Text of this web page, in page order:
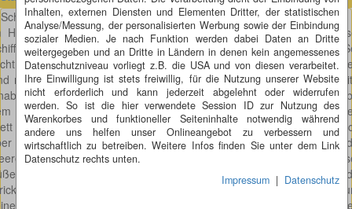
Inhalten, externen Diensten und Elementen Dritter, der statistischen
Analyse/Messung, der personalisierten Werbung sowie der Einbindung
sozialer Medien. Je nach Funktion werden dabei Daten an Dritte
weitergegeben und an Dritte in Ländern in denen kein angemessenes
Datenschutzniveau vorliegt z.B. die USA und von diesen verarbeitet.
Ihre Einwilligung ist stets freiwillig, für die Nutzung unserer Website
nicht erforderlich und kann jederzeit abgelehnt oder widerrufen
werden. So ist die hier verwendete Session ID zur Nutzung des
Warenkorbes und funktioneller Seiteninhalte notwendig während
andere uns helfen unser Onlineangebot zu verbessern und
wirtschaftlich zu betreiben. Weitere Infos finden Sie unter dem Link
Datenschutz rechts unten.
Impressum | Datenschutz
Schiffsanstrich
Hamburger Hafen liegt ein Schiff namens Frieda vor Anker.
soll einen neuen Außenanstrich erhalten, bevor es wieder in
Ein Maler hat an der Außenseite eine Strickleiter
macht sich gleich ans Werk und steigt die Sprossen der
Diese Sprossen haben einen Abstand von genau 27cm. 77cm
Meeresspiegel ist ein Brett an der Strickleiter befestigt, auf
kann der Maler bequem sitzen und seine Füße baumeln noch
dem Wasser. Nach ein paar Stunden setzt die Flut ein und
steigt um genau 124cm an. Wenn der Maler keine
bekommen will, um wie viel Sprossen muss er dann auf
höher steigen? Natürlich will er auch dann bequem sitzen
Füße baumeln lassen. Sicher haben Sie sofort bemerkt, dass